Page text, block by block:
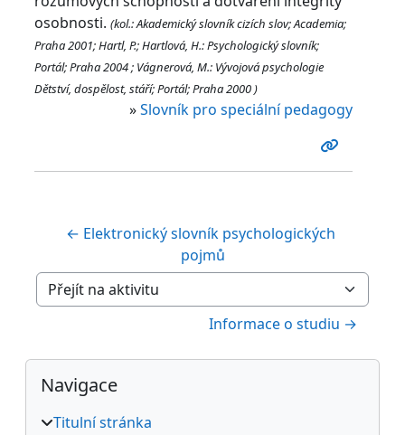
osobnosti.(kol.: Akademický slovník cizích slov; Academia;
Praha 2001;Hartl, P.; Hartlová, H.: Psychologický slovník;
Portál; Praha 2004; Vágnerová, M.: Vývojová psychologie
Dětství, dospělost, stáří; Portál; Praha 2000 )
»Slovník pro speciální pedagogy
← Elektronický slovník psychologických
pojmů
Přejít na aktivitu
Informace o studiu →
Bloky
Přeskočit: Navigace
Navigace
Titulní stránka